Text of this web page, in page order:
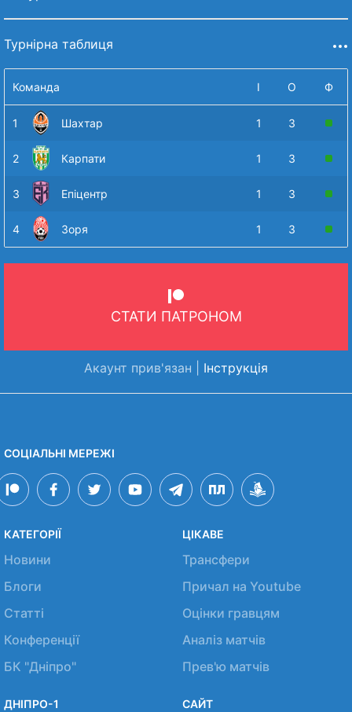
Турнірна таблиця
Команда І О Ф
1 Шахтар 1 3
2 Карпати 1 3
3 Епіцентр 1 3
4 Зоря 1 3
СТАТИ ПАТРОНОМ
Акаунт прив'язан | Інструкція
СОЦІАЛЬНІ МЕРЕЖІ
КАТЕГОРІЇ
Новини
Блоги
Статті
Конференції
БК "Дніпро"
ЦІКАВЕ
Трансфери
Причал на Youtube
Оцінки гравцям
Аналіз матчів
Прев'ю матчів
ДНІПРО-1 САЙТ